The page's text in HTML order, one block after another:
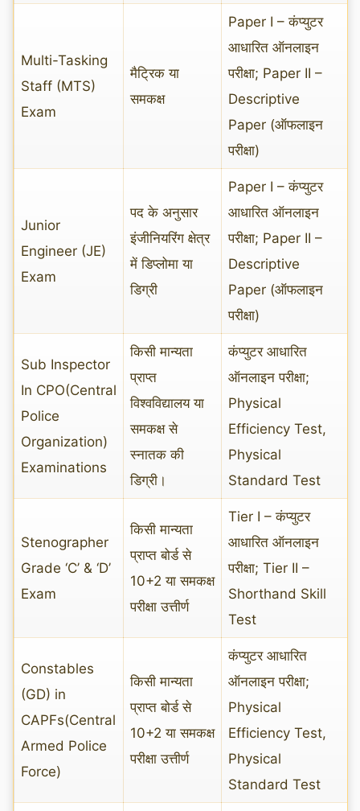
Multi-Tasking
Staff (MTS)
Exam
मैट्रिक या
समकक्ष
Paper I – कंप्युटर
आधारित ऑनलाइन
परीक्षा; Paper II –
Descriptive
Paper (ऑफलाइन
परीक्षा)
Junior
Engineer (JE)
Exam
पद के अनुसार
इंजीनियरिंग क्षेत्र
में डिप्लोमा या
डिग्री
Paper I – कंप्युटर
आधारित ऑनलाइन
परीक्षा; Paper II –
Descriptive
Paper (ऑफलाइन
परीक्षा)
Sub Inspector
In CPO(Central
Police
Organization)
Examinations
किसी मान्यता
प्राप्त
विश्वविद्यालय या
समकक्ष से
स्नातक की
डिग्री।
कंप्युटर आधारित
ऑनलाइन परीक्षा;
Physical
Efficiency Test,
Physical
Standard Test
Stenographer
Grade ‘C’ & ‘D’
Exam
किसी मान्यता
प्राप्त बोर्ड से
10+2 या समकक्ष
परीक्षा उत्तीर्ण
Tier I – कंप्युटर
आधारित ऑनलाइन
परीक्षा; Tier II –
Shorthand Skill
Test
Constables
(GD) in
CAPFs(Central
Armed Police
Force)
किसी मान्यता
प्राप्त बोर्ड से
10+2 या समकक्ष
परीक्षा उत्तीर्ण
कंप्युटर आधारित
ऑनलाइन परीक्षा;
Physical
Efficiency Test,
Physical
Standard Test